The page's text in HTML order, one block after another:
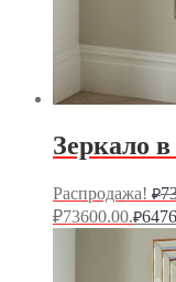
Зеркало
Распродажа! ₽
₽73600.00.₽